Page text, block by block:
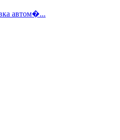
автом�...